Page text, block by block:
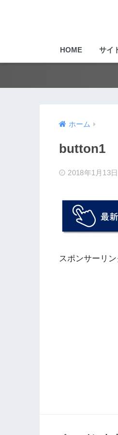
HOME サイ
ホーム
button1
2018年1月13日
スポンサーリン